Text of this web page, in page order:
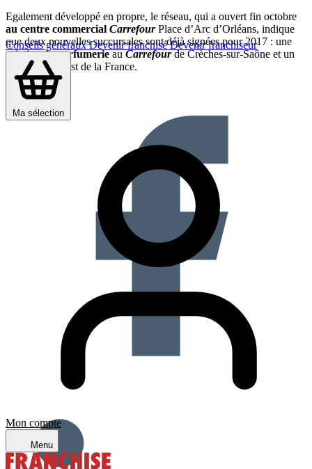
Conseils générauxDevenir franchiséDevenir franchiseur
Ma sélection
Mon compte
Menu
Egalement développé en propre, le réseau, qui a ouvert fin octobre
au centre commercial CarrefourPlace d’Arc d’Orléans, indique
que deux nouvelles succursales sont déjà signées pour 2017 : une
création deparfumerieauCarrefourde Crèches-sur-Saône et un
rachat dans l’Est de la France.
Partager sur :